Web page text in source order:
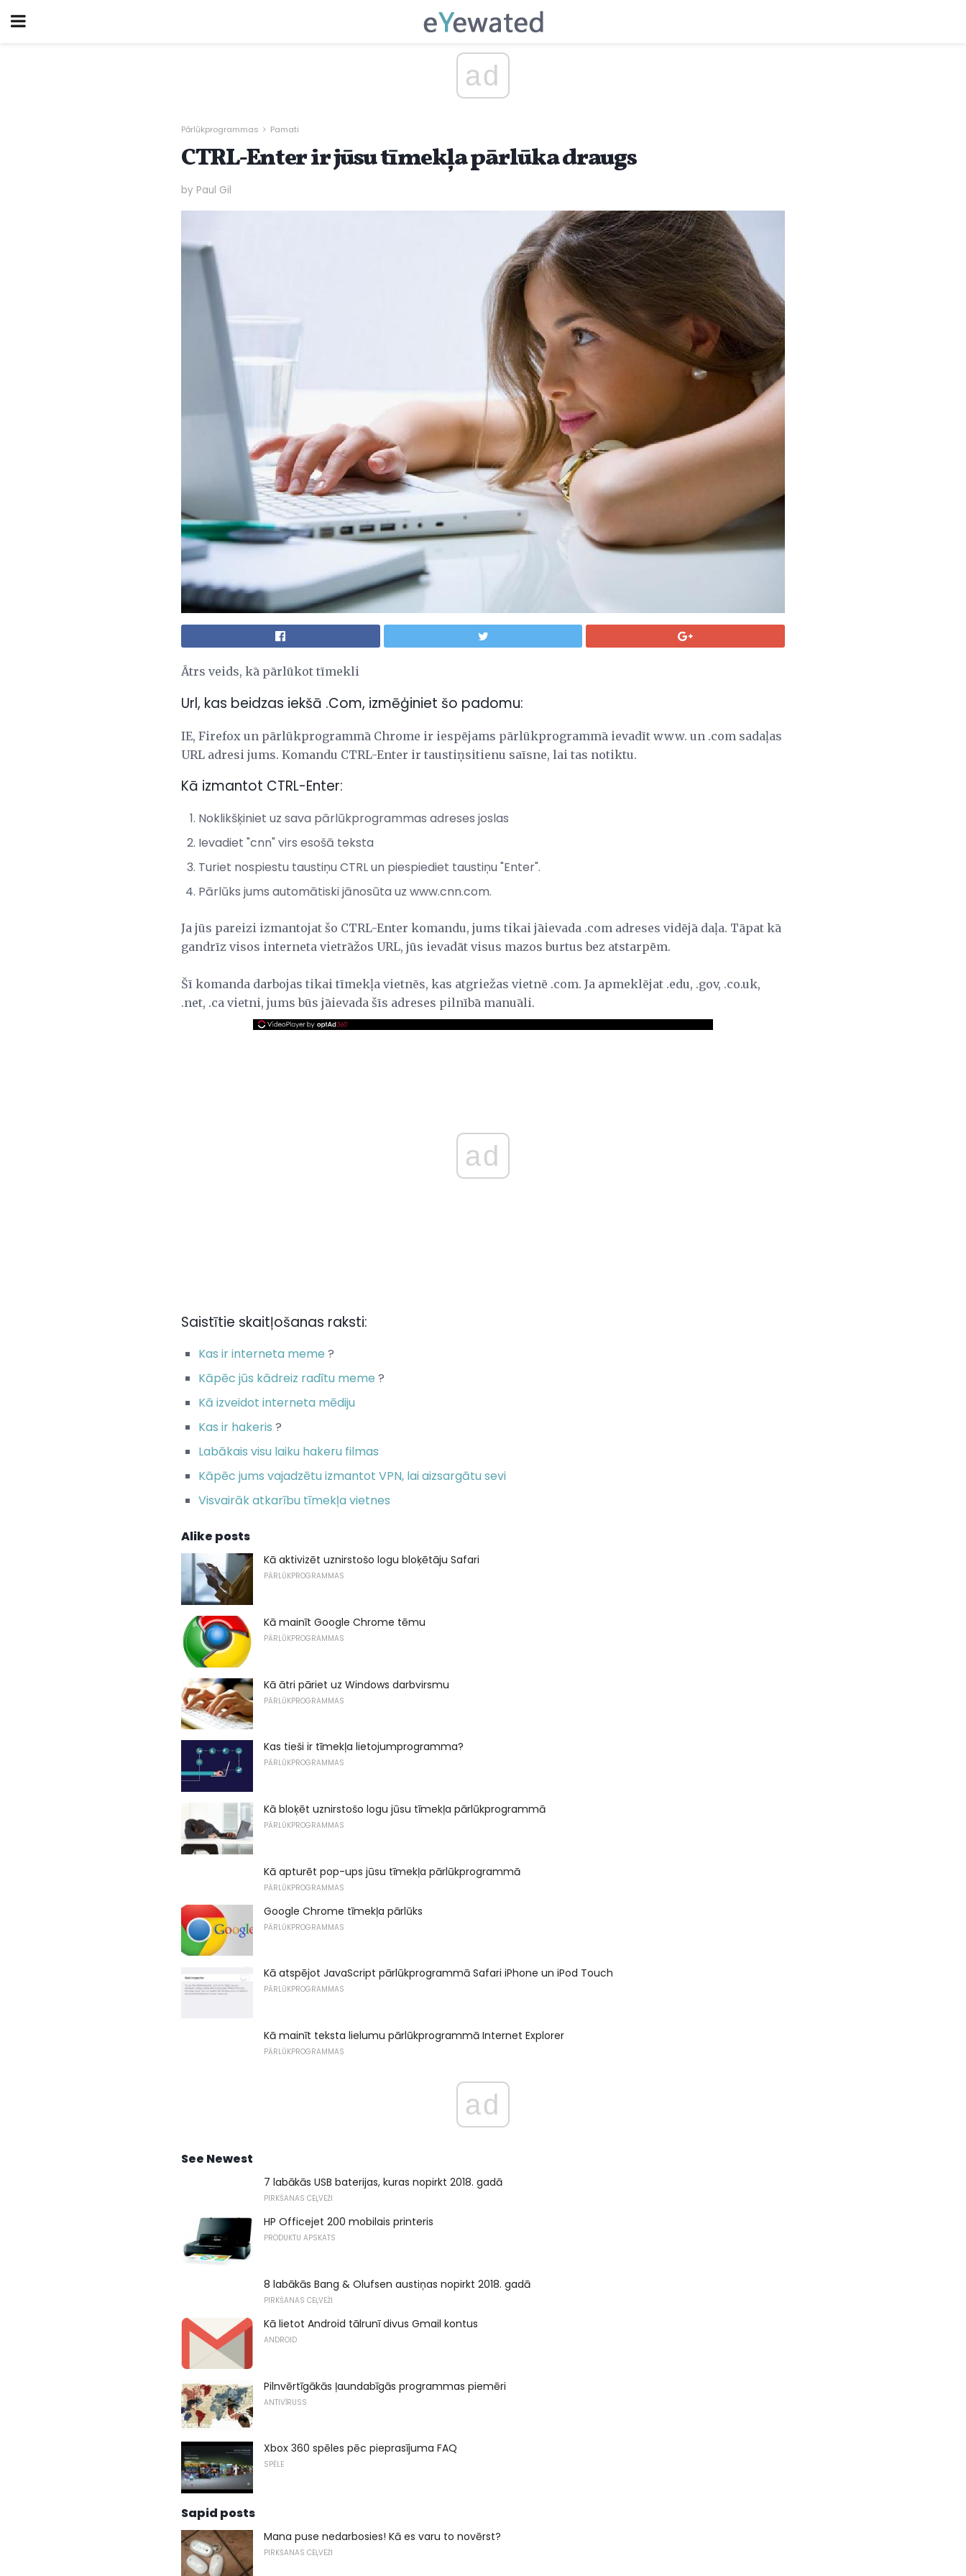
ad
Pārlūkprogrammas Pamati
CTRL-Enter ir jūsu tīmekļa pārlūka draugs
by Paul Gil
Ātrs veids, kā pārlūkot tīmekli
Url, kas beidzas iekšā .Com, izmēģiniet šo padomu:
IE, Firefox un pārlūkprogrammā Chrome ir iespējams pārlūkprogrammā ievadīt www. un .com sadaļas
URL adresi jums. Komandu CTRL-Enter ir taustiņsitienu saīsne, lai tas notiktu.
Kā izmantot CTRL-Enter:
Noklikšķiniet uz sava pārlūkprogrammas adreses joslas
Ievadiet "cnn" virs esošā teksta
Turiet nospiestu taustiņu CTRL un piespiediet taustiņu "Enter".
Pārlūks jums automātiski jānosūta uz www.cnn.com.
Ja jūs pareizi izmantojat šo CTRL-Enter komandu, jums tikai jāievada .com adreses vidējā daļa. Tāpat kā
gandrīz visos interneta vietrāžos URL, jūs ievadāt visus mazos burtus bez atstarpēm.
Šī komanda darbojas tikai tīmekļa vietnēs, kas atgriežas vietnē .com. Ja apmeklējat .edu, .gov, .co.uk,
.net, .ca vietni, jums būs jāievada šīs adreses pilnībā manuāli.
ad
Saistītie skaitļošanas raksti:
Kas ir interneta meme ?
Kāpēc jūs kādreiz radītu meme ?
Kā izveidot interneta mēdiju
Kas ir hakeris ?
Labākais visu laiku hakeru filmas
Kāpēc jums vajadzētu izmantot VPN, lai aizsargātu sevi
Visvairāk atkarību tīmekļa vietnes
Alike posts
Kā aktivizēt uznirstošo logu bloķētāju Safari
PĀRLŪKPROGRAMMAS
Kā mainīt Google Chrome tēmu
PĀRLŪKPROGRAMMAS
Kā ātri pāriet uz Windows darbvirsmu
PĀRLŪKPROGRAMMAS
Kas tieši ir tīmekļa lietojumprogramma?
PĀRLŪKPROGRAMMAS
Kā bloķēt uznirstošo logu jūsu tīmekļa pārlūkprogrammā
PĀRLŪKPROGRAMMAS
Kā apturēt pop-ups jūsu tīmekļa pārlūkprogrammā
PĀRLŪKPROGRAMMAS
Google Chrome tīmekļa pārlūks
PĀRLŪKPROGRAMMAS
Kā atspējot JavaScript pārlūkprogrammā Safari iPhone un iPod Touch
PĀRLŪKPROGRAMMAS
Kā mainīt teksta lielumu pārlūkprogrammā Internet Explorer
PĀRLŪKPROGRAMMAS
ad
See Newest
7 labākās USB baterijas, kuras nopirkt 2018. gadā
PIRKŠANAS CEĻVEŽI
HP Officejet 200 mobilais printeris
PRODUKTU APSKATS
8 labākās Bang & Olufsen austiņas nopirkt 2018. gadā
PIRKŠANAS CEĻVEŽI
Kā lietot Android tālrunī divus Gmail kontus
ANDROID
Pilnvērtīgākās ļaundabīgās programmas piemēri
ANTIVĪRUSS
Xbox 360 spēles pēc pieprasījuma FAQ
SPĒLE
Sapid posts
Mana puse nedarbosies! Kā es varu to novērst?
PIRKŠANAS CEĻVEŽI